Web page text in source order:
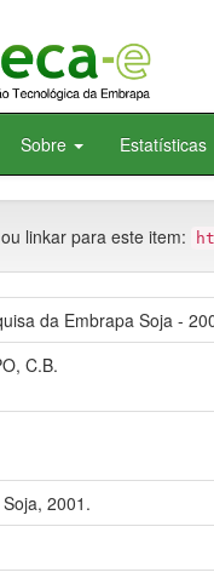
Sobre Estatísticas
linkar para este item:
da Embrapa Soja -
C.B.
2001.